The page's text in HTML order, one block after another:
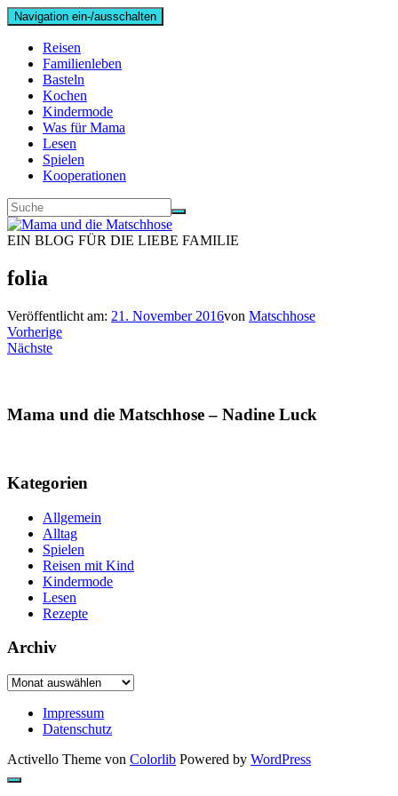
Navigation ein-/ausschalten
Reisen
Familienleben
Basteln
Kochen
Kindermode
Was für Mama
Lesen
Spielen
Kooperationen
EIN BLOG FÜR DIE LIEBE FAMILIE
folia
Veröffentlicht am: 21. November 2016von Matschhose
Vorherige
Nächste
Mama und die Matschhose – Nadine Luck
Kategorien
Allgemein
Alltag
Spielen
Reisen mit Kind
Kindermode
Lesen
Rezepte
Archiv
Archiv
Impressum
Datenschutz
Activello Theme von Colorlib Powered by WordPress